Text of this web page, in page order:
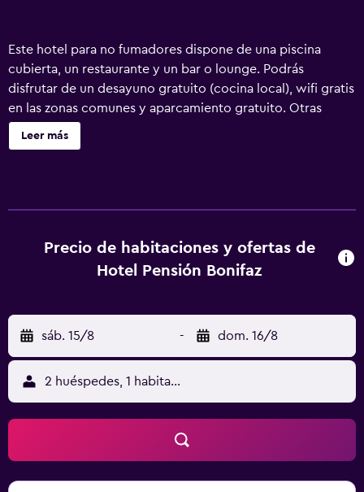
Este hotel para no fumadores dispone de una piscina
cubierta, un restaurante y un bar o lounge. Podrás
disfrutar de un desayuno gratuito (cocina local), wifi gratis
en las zonas comunes y aparcamiento gratuito. Otras
instalaciones incluyen un bar-cafetería, un centro de
conferencias y un centro de negocios. Hotel Pensión
(velocidad: 25 Mbps o más). Los servicios para las
personas de negocios incluyen escritorio y teléfono. Se
esparcimiento en este hotel incluyen una piscina cubierta.
Leer más
Precio de habitaciones y ofertas de
Hotel Pensión Bonifaz
sáb. 15/8 - dom. 16/8
2 huéspedes, 1 habitación